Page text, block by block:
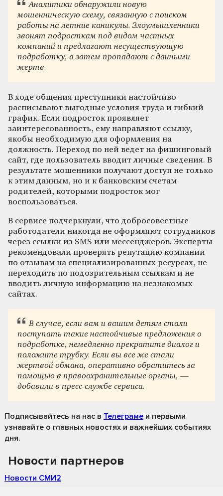
Аналитики обнаружили новую
мошенническую схему, связанную с поиском
работы на летние каникулы. Злоумышленники
звонят подросткам под видом частных
компаний и предлагают несуществующую
подработку, а затем пропадают с данными
жертв.
В ходе общения преступники настойчиво
расписывают выгодные условия труда и гибкий
график. Если подросток проявляет
заинтересованность, ему направляют ссылку,
якобы необходимую для оформления на
должность. Переход по ней ведет на фишинговый
сайт, где пользователь вводит личные сведения. В
результате мошенники получают доступ не только
к этим данным, но и к банковским счетам
родителей, которыми подросток мог
воспользоваться.
В сервисе подчеркнули, что добросовестные
работодатели никогда не оформляют сотрудников
через ссылки из SMS или мессенджеров. Эксперты
рекомендовали проверять репутацию компании
по отзывам на специализированных ресурсах, не
переходить по подозрительным ссылкам и не
вводить личную информацию на незнакомых
сайтах.
В случае, если вам и вашим детям стали
поступать такие настойчивые предложения о
подработке, немедленно прекратите диалог и
положите трубку. Если вы все же стали
жертвой обмана, оперативно обратитесь за
помощью в правоохранительные органы, —
добавили в пресс-службе сервиса.
Подписывайтесь на нас в Телеграме и первыми
узнавайте о главных новостях и важнейших событиях
дня.
Новости партнеров
Новости СМИ2